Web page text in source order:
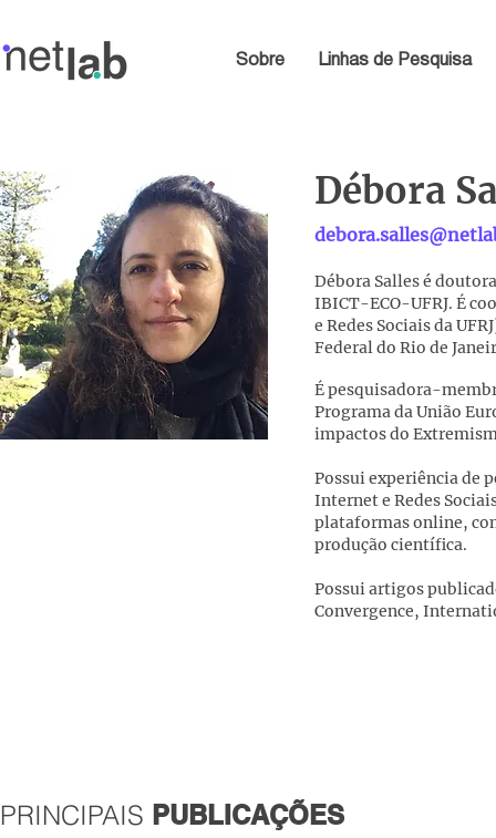
Sobre Linhas de Pesquisa
Débora
Débora Salles é
IBICT-ECO-UFRJ. É
e Redes Sociais da
Federal do Rio de
É pesquisadora-
Programa da União
impactos do
Possui experiência de
Internet e Redes
plataformas online,
produção científica.
Possui artigos
Convergence,
PRINCIPAIS PUBLICAÇÕES